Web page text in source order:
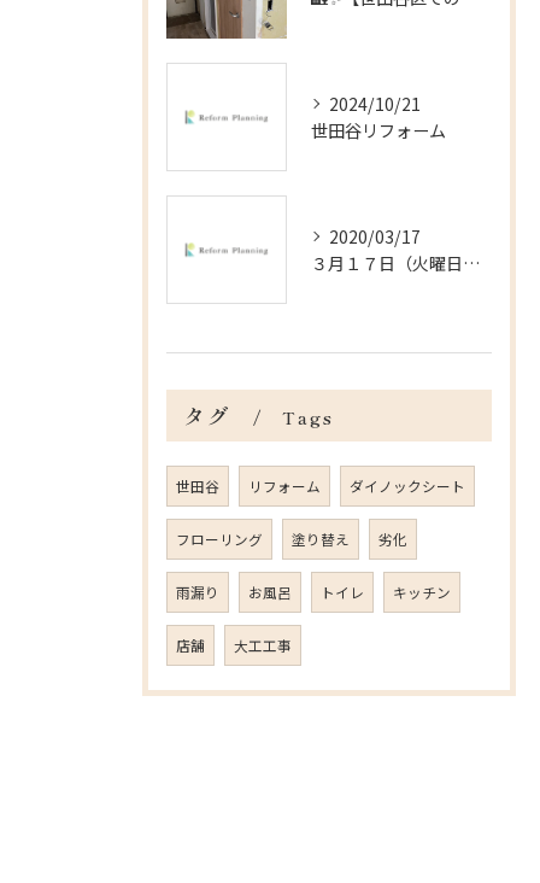
2024/10/21
世田谷リフォーム
2020/03/17
３月１７日（火曜日）＠杉並区の戸建の内装工事
タグ Tags
世田谷 リフォーム ダイノックシート
フローリング 塗り替え 劣化
雨漏り お風呂 トイレ キッチン
店舗 大工工事